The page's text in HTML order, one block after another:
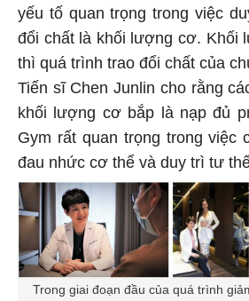
yếu tố quan trọng trong việc
đổi chất là khối lượng cơ. Khối
thì quá trình trao đổi chất của
Tiến sĩ Chen Junlin cho rằng
khối lượng cơ bắp là nạp đủ
Gym rất quan trọng trong việc
đau nhức cơ thể và duy trì tư
Trong giai đoạn đầu của quá trình